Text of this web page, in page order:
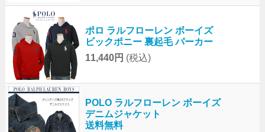
ポロ ラルフローレン ボーイズ
ビックポニー 裏起毛 パーカー
11,440円 (税込)
POLO ラルフローレン ボーイズ
デニムジャケット
送料無料